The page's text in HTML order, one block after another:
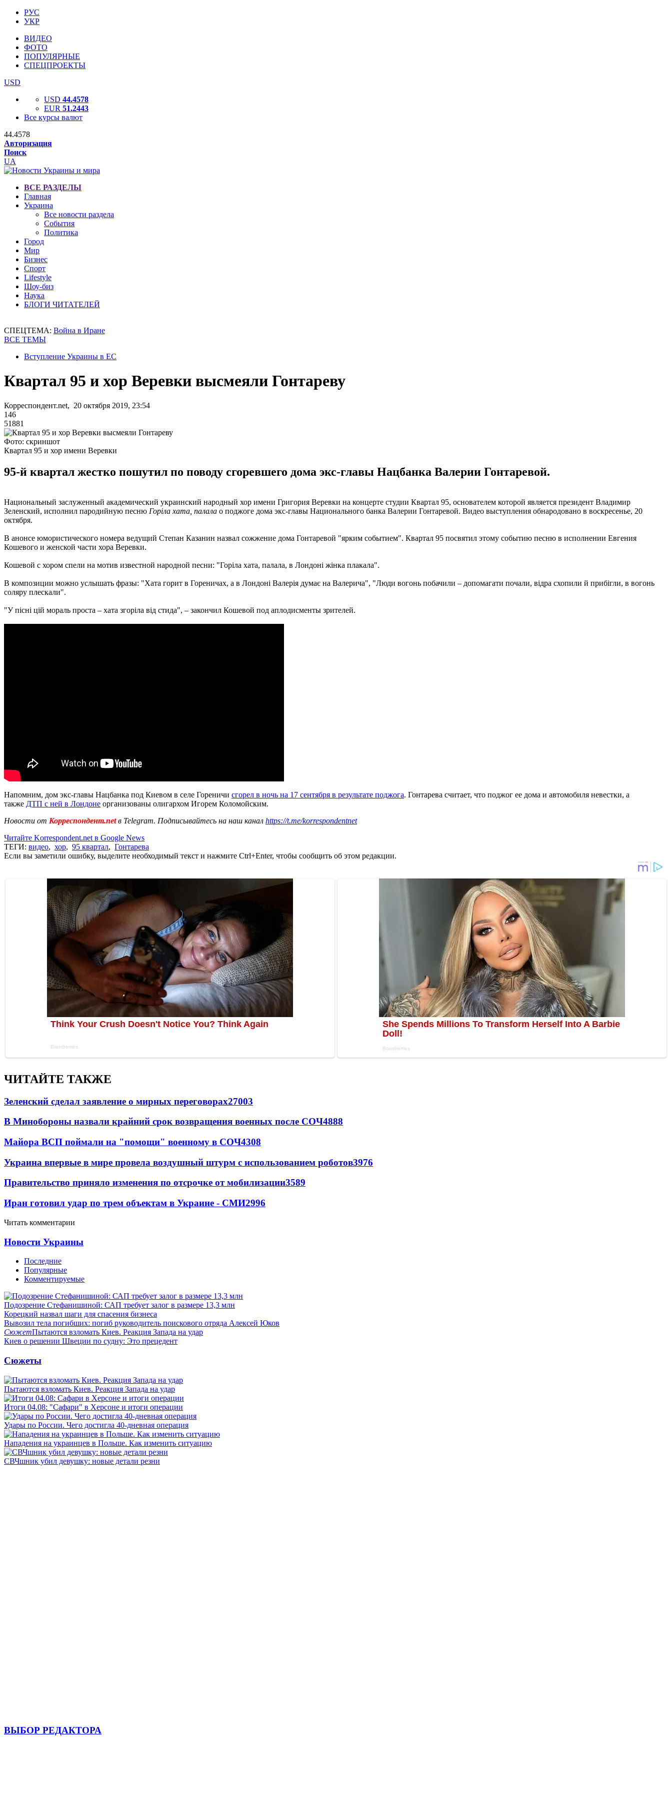
РУС
УКР
ВИДЕО
ФОТО
ПОПУЛЯРНЫЕ
СПЕЦПРОЕКТЫ
USD
USD 44.4578
EUR 51.2443
Все курсы валют
44.4578
Авторизация
Поиск
UA
ВСЕ РАЗДЕЛЫ
Главная
Украина
Все новости раздела
События
Политика
Город
Мир
Бизнес
Спорт
Lifestyle
Шоу-биз
Наука
БЛОГИ ЧИТАТЕЛЕЙ
СПЕЦТЕМА: Война в Иране
ВСЕ ТЕМЫ
Вступление Украины в ЕС
Квартал 95 и хор Веревки высмеяли Гонтареву
Корреспондент.net, 20 октября 2019, 23:54
146
51881
Фото: скриншот
Квартал 95 и хор имени Веревки
95-й квартал жестко пошутил по поводу сгоревшего дома экс-главы Нацбанка Валерии Гонтаревой.
Национальный заслуженный академический украинский народный хор имени Григория Веревки на концерте студии Квартал 95, основателем которой является президент Владимир
Зеленский, исполнил пародийную песню Горіла хата, палала о поджоге дома экс-главы Национального банка Валерии Гонтаревой. Видео выступления обнародовано в воскресенье, 20
октября.
В анонсе юмористического номера ведущий Степан Казанин назвал сожжение дома Гонтаревой "ярким событием". Квартал 95 посвятил этому событию песню в исполнении Евгения
Кошевого и женской части хора Веревки.
Кошевой с хором спели на мотив известной народной песни: "Горіла хата, палала, в Лондоні жінка плакала".
В композиции можно услышать фразы: "Хата горит в Гореничах, а в Лондоні Валерія думає на Валерича", "Люди вогонь побачили – допомагати почали, відра схопили й прибігли, в вогонь
соляру плескали".
"У пісні цій мораль проста – хата згоріла від стида", – закончил Кошевой под аплодисменты зрителей.
Напомним, дом экс-главы Нацбанка под Киевом в селе Гореничи сгорел в ночь на 17 сентября в результате поджога. Гонтарева считает, что поджог ее дома и автомобиля невестки, а
также ДТП с ней в Лондоне организованы олигархом Игорем Коломойским.
Новости от Корреспондент.netв Telegram. Подписывайтесь на наш канал https://t.me/korrespondentnet
Читайте Korrespondent.net в Google News
ТЕГИ: видео, хор, 95 квартал, Гонтарева
Если вы заметили ошибку, выделите необходимый текст и нажмите Ctrl+Enter, чтобы сообщить об этом редакции.
ЧИТАЙТЕ ТАКЖЕ
Зеленский сделал заявление о мирных переговорах27003
В Минобороны назвали крайний срок возвращения военных после СОЧ4888
Майора ВСП поймали на "помощи" военному в СОЧ4308
Украина впервые в мире провела воздушный штурм с использованием роботов3976
Правительство приняло изменения по отсрочке от мобилизации3589
Иран готовил удар по трем объектам в Украине - СМИ2996
Читать комментарии
Новости Украины
Последние
Популярные
Комментируемые
Подозрение Стефанишиной: САП требует залог в размере 13,3 млн
Корецкий назвал шаги для спасения бизнеса
Вывозил тела погибших: погиб руководитель поискового отряда Алексей Юков
СюжетПытаются взломать Киев. Реакция Запада на удар
Киев о решении Швеции по судну: Это прецедент
Сюжеты
Пытаются взломать Киев. Реакция Запада на удар
Итоги 04.08: "Сафари" в Херсоне и итоги операции
Удары по России. Чего достигла 40-дневная операция
Нападения на украинцев в Польше. Как изменить ситуацию
СВЧшник убил девушку: новые детали резни
ВЫБОР РЕДАКТОРА